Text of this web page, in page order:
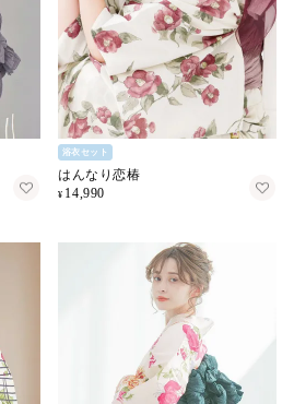
浴衣セット
はんなり恋椿
¥ 14,990